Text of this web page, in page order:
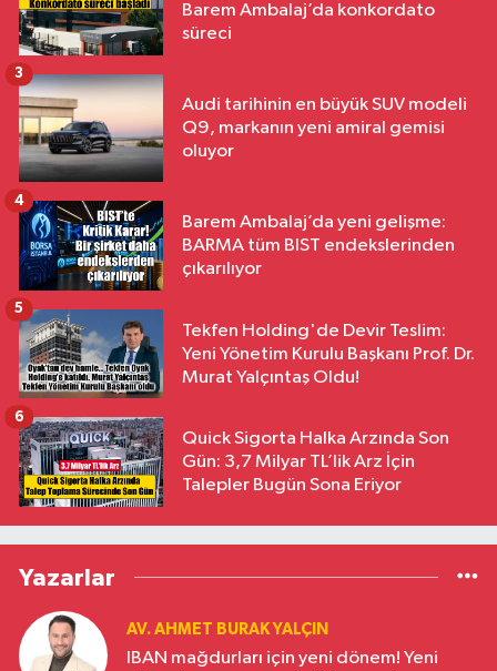
Barem Ambalaj’da konkordato
süreci
Audi tarihinin en büyük SUV modeli
Q9, markanın yeni amiral gemisi
oluyor
3
Barem Ambalaj’da yeni gelişme:
BARMA tüm BIST endekslerinden
çıkarılıyor
4
Tekfen Holding'de Devir Teslim:
Yeni Yönetim Kurulu Başkanı Prof. Dr.
Murat Yalçıntaş Oldu!
5
Quick Sigorta Halka Arzında Son
Gün: 3,7 Milyar TL’lik Arz İçin
Talepler Bugün Sona Eriyor
6
Yazarlar
AV. AHMET BURAK YALÇIN
IBAN mağdurları için yeni dönem! Yeni